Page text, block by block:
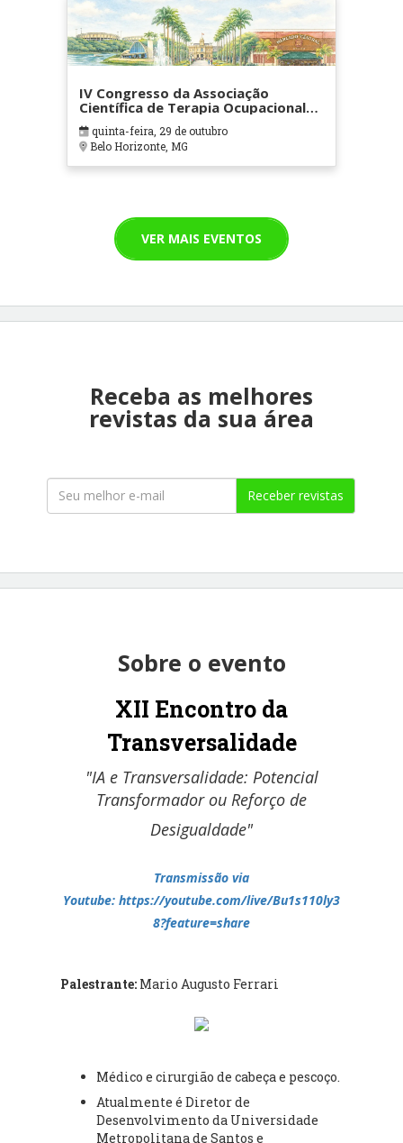
IV Congresso da Associação
Científica de Terapia Ocupacional
em Contextos Hospitalares e
Cuidados Paliativos - ATOHOSP
quinta-feira, 29 de outubro
Belo Horizonte, MG
VER MAIS EVENTOS
Receba as melhores
revistas da sua área
Receber revistas
Sobre o evento
XII Encontro da
Transversalidade
"IA e Transversalidade: Potencial
Transformador ou Reforço de
Desigualdade"
Transmissão via
Youtube: https://youtube.com/live/Bu1s110ly3
8?feature=share
Palestrante: Mario Augusto Ferrari
Médico e cirurgião de cabeça e pescoço.
Atualmente é Diretor de
Desenvolvimento da Universidade
Metropolitana de Santos e